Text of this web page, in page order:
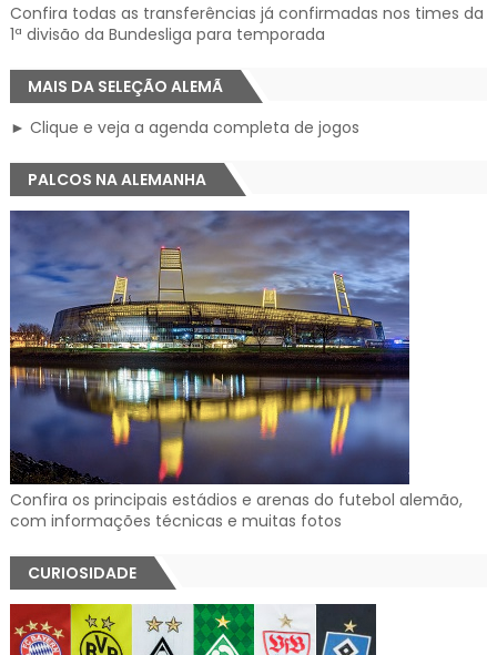
Confira todas as transferências já confirmadas nos times da
1ª divisão da Bundesliga para temporada
MAIS DA SELEÇÃO ALEMÃ
► Clique e veja a agenda completa de jogos
PALCOS NA ALEMANHA
Confira os principais estádios e arenas do futebol alemão,
com informações técnicas e muitas fotos
CURIOSIDADE